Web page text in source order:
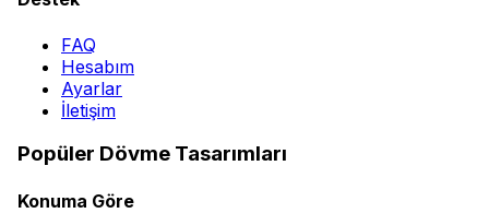
FAQ
Hesabım
Ayarlar
İletişim
Popüler Dövme Tasarımları
Konuma Göre